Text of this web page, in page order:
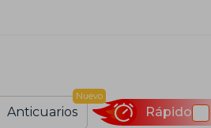
Anticuarios
Nuevo
Rápido